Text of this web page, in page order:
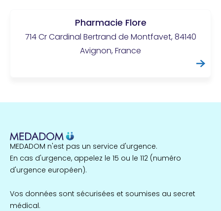
Pharmacie Flore
714 Cr Cardinal Bertrand de Montfavet, 84140
Avignon, France
MEDADOM n'est pas un service d'urgence.
En cas d'urgence, appelez le 15 ou le 112 (numéro
d'urgence européen).
Vos données sont sécurisées et soumises au secret
médical.